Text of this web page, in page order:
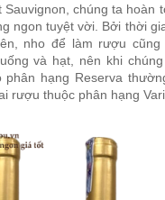
Sauvignon, chúng ta hoàn
ngon tuyệt vời. Bởi thời
nho để làm rượu cũng
và hạt, nên khi
phân hạng Reserva
rượu thuộc phân hạng